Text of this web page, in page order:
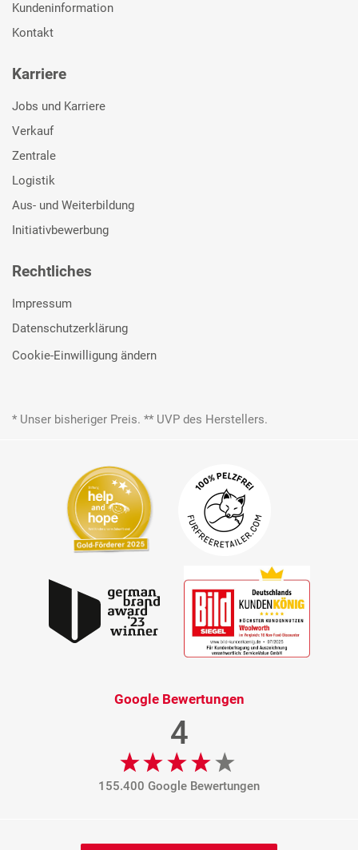
Kundeninformation
Kontakt
Karriere
Jobs und Karriere
Verkauf
Zentrale
Logistik
Aus- und Weiterbildung
Initiativbewerbung
Rechtliches
Impressum
Datenschutzerklärung
Cookie-Einwilligung ändern
* Unser bisheriger Preis. ** UVP des Herstellers.
Google Bewertungen
4
155.400 Google Bewertungen